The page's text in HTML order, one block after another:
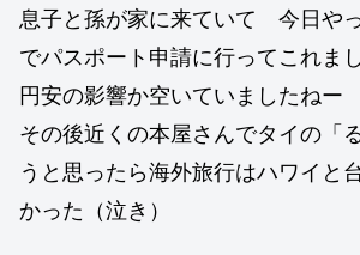
息子と孫が家に来ていて 今日や
でパスポート申請に行ってこれま
円安の影響か空いていましたねー
その後近くの本屋さんでタイの「
うと思ったら海外旅行はハワイと
かった（泣き）